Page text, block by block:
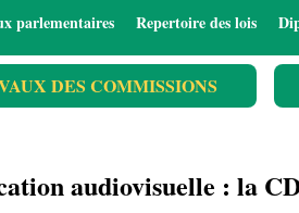
parlementaires Repertoire des lois
DES COMMISSIONS
audiovisuelle : la